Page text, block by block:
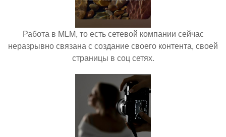
Работа в MLM, то есть сетевой компании сейчас
неразрывно связана с создание своего контента, своей
страницы в соц сетях.